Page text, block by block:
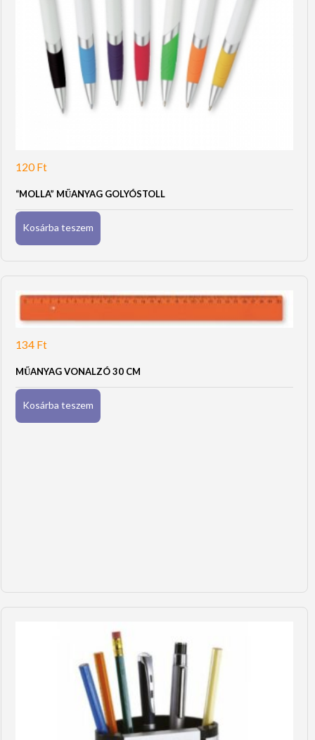
120Ft
“MOLLA” MŰANYAG GOLYÓSTOLL
Kosárba teszem
134 Ft
MŰANYAG VONALZÓ 30 CM
Kosárba teszem